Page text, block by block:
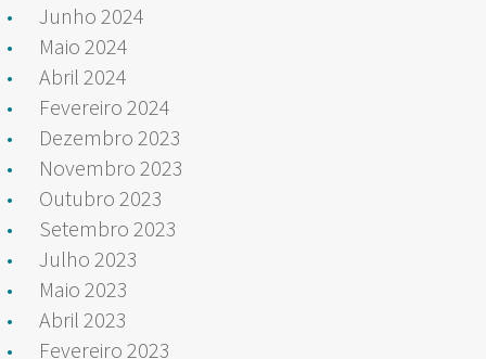
Junho 2024
Maio 2024
Abril 2024
Fevereiro 2024
Dezembro 2023
Novembro 2023
Outubro 2023
Setembro 2023
Julho 2023
Maio 2023
Abril 2023
Fevereiro 2023